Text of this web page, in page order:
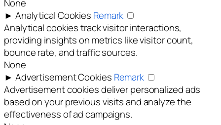
None
► Analytical Cookies Remark
Analytical cookies track visitor interactions,
providing insights on metrics like visitor count,
bounce rate, and traffic sources.
None
► Advertisement Cookies Remark
Advertisement cookies deliver personalized ads
based on your previous visits and analyze the
effectiveness of ad campaigns.